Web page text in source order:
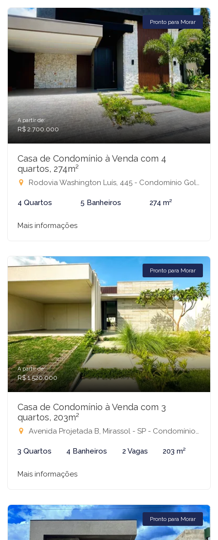
Pronto para Morar
A partir de:
R$ 2.700.000
Casa de Condomínio à Venda com 4
quartos, 274m²
Rodovia Washington Luís, 445 - Condomínio Golden Park Residence, Mirassol-SP
4 Quartos 5 Banheiros 274 m²
Mais informações
Pronto para Morar
A partir de:
R$ 1.520.000
Casa de Condomínio à Venda com 3
quartos, 203m²
Avenida Projetada B, Mirassol - SP - Condomínio Residencial Terra Vista, Mirassol-SP
3 Quartos 4 Banheiros 2 Vagas 203 m²
Mais informações
Pronto para Morar